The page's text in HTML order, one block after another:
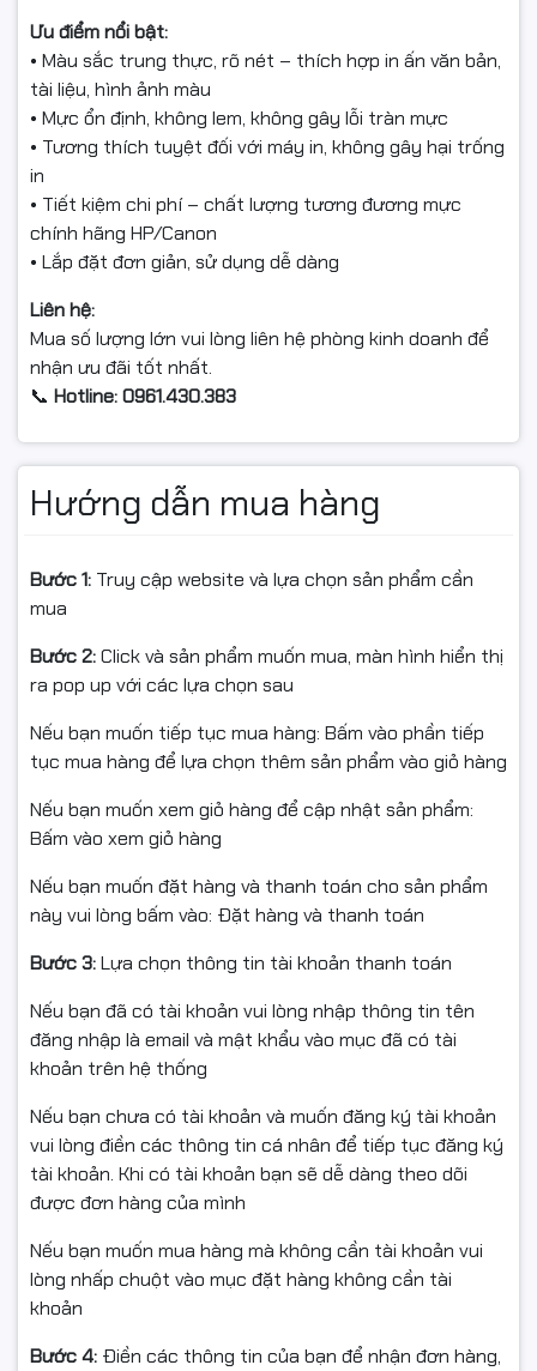
Ưu điểm nổi bật:
• Màu sắc trung thực, rõ nét – thích hợp in ấn văn bản,
tài liệu, hình ảnh màu
• Mực ổn định, không lem, không gây lỗi tràn mực
• Tương thích tuyệt đối với máy in, không gây hại trống
in
• Tiết kiệm chi phí – chất lượng tương đương mực
chính hãng HP/Canon
• Lắp đặt đơn giản, sử dụng dễ dàng
Liên hệ:
Mua số lượng lớn vui lòng liên hệ phòng kinh doanh để
nhận ưu đãi tốt nhất.
📞 Hotline: 0961.430.383
Hướng dẫn mua hàng
Bước 1: Truy cập website và lựa chọn sản phẩm cần
mua
Bước 2:Click và sản phẩm muốn mua, màn hình hiển thị
ra pop up với các lựa chọn sau
Nếu bạn muốn tiếp tục mua hàng: Bấm vào phần tiếp
tục mua hàng để lựa chọn thêm sản phẩm vào giỏ hàng
Nếu bạn muốn xem giỏ hàng để cập nhật sản phẩm:
Bấm vào xem giỏ hàng
Nếu bạn muốn đặt hàng và thanh toán cho sản phẩm
này vui lòng bấm vào: Đặt hàng và thanh toán
Bước 3:Lựa chọn thông tin tài khoản thanh toán
Nếu bạn đã có tài khoản vui lòng nhập thông tin tên
đăng nhập là email và mật khẩu vào mục đã có tài
khoản trên hệ thống
Nếu bạn chưa có tài khoản và muốn đăng ký tài khoản
vui lòng điền các thông tin cá nhân để tiếp tục đăng ký
tài khoản. Khi có tài khoản bạn sẽ dễ dàng theo dõi
được đơn hàng của mình
Nếu bạn muốn mua hàng mà không cần tài khoản vui
lòng nhấp chuột vào mục đặt hàng không cần tài
khoản
Bước 4: Điền các thông tin của bạn để nhận đơn hàng,